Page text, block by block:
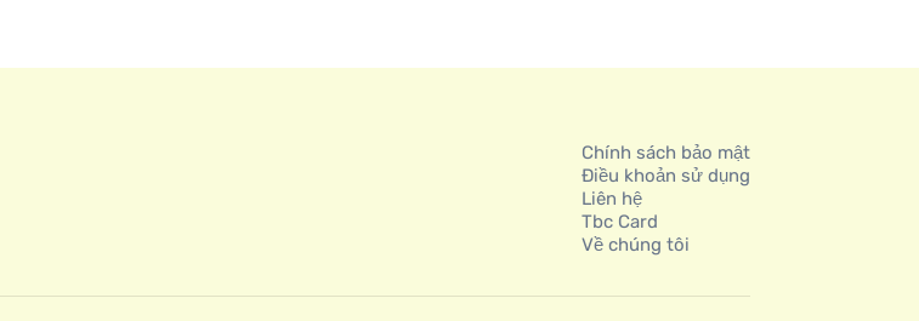
Chính sách bảo mật
Điều khoản sử dụng
Liên hệ
Tbc Card
Về chúng tôi